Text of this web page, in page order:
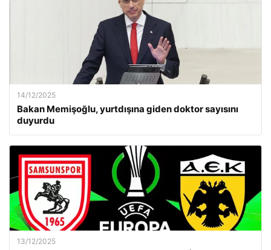
14/12/2025
Bakan Memişoğlu, yurtdışına giden doktor sayısını
duyurdu
13/12/2025